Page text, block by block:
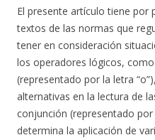
El presente artículo tiene
textos de las normas que
tener en consideración
los operadores lógicos,
(representado por la letra
alternativas en la lectura de
conjunción (representado por
determina la aplicación de